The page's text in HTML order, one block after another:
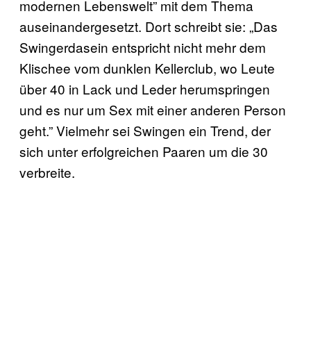
modernen Lebenswelt” mit dem Thema
auseinandergesetzt. Dort schreibt sie: „Das
Swingerdasein entspricht nicht mehr dem
Klischee vom dunklen Kellerclub, wo Leute
über 40 in Lack und Leder herumspringen
und es nur um Sex mit einer anderen Person
geht.” Vielmehr sei Swingen ein Trend, der
sich unter erfolgreichen Paaren um die 30
verbreite.